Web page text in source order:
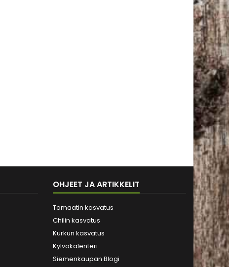
OHJEET JA ARTIKKELIT
Tomaatin kasvatus
Chilin kasvatus
Kurkun kasvatus
Kylvökalenteri
Siemenkaupan Blogi